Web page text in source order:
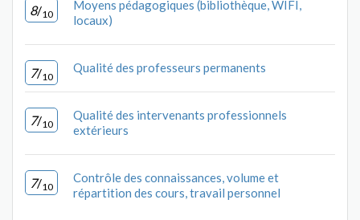
8/10
Moyens pédagogiques (bibliothèque, WIFI,
locaux)
7/10
Qualité des professeurs permanents
7/10
Qualité des intervenants professionnels
extérieurs
7/10
Contrôle des connaissances, volume et
répartition des cours, travail personnel